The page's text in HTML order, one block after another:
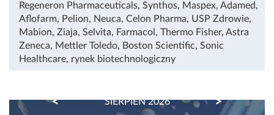
Regeneron Pharmaceuticals, Synthos, Maspex, Adamed,
Aflofarm, Pelion, Neuca, Celon Pharma, USP Zdrowie,
Mabion, Ziaja, Selvita, Farmacol , Thermo Fisher, Astra
Zeneca, Mettler Toledo, Boston Scientific, Sonic
Healthcare, rynek biotechnologiczny
SIERPIEŃ 2026
PREVIOUS NEXT